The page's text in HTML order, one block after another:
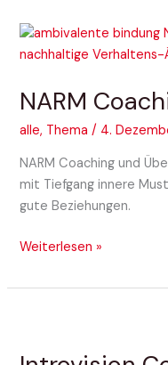
NARM
alle, Thema / 4.
NARM Coaching und
mit Tiefgang innere
gute Beziehungen.
NARM
Coaching
Weiterlesen »